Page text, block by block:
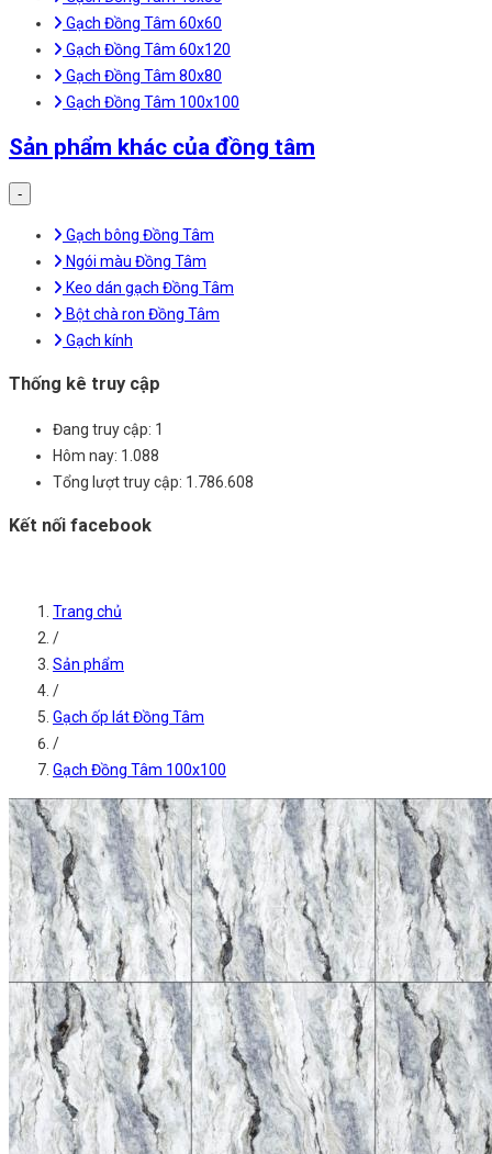
Gạch Đồng Tâm 60x60
Gạch Đồng Tâm 60x120
Gạch Đồng Tâm 80x80
Gạch Đồng Tâm 100x100
Sản phẩm khác của đồng tâm
-
Gạch bông Đồng Tâm
Ngói màu Đồng Tâm
Keo dán gạch Đồng Tâm
Bột chà ron Đồng Tâm
Gạch kính
Thống kê truy cập
Đang truy cập: 1
Hôm nay: 1.088
Tổng lượt truy cập: 1.786.608
Kết nối facebook
Trang chủ
/
Sản phẩm
/
Gạch ốp lát Đồng Tâm
/
Gạch Đồng Tâm 100x100